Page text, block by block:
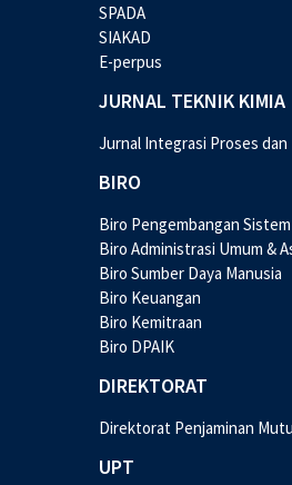
SPADA
SIAKAD
E-perpus
JURNAL TEKNIK KIMIA
Jurnal Integrasi Proses dan
BIRO
Biro Pengembangan
Biro Administrasi Umum &
Biro Sumber Daya Manusia
Biro Keuangan
Biro Kemitraan
Biro DPAIK
DIREKTORAT
Direktorat Penjaminan Mutu
UPT